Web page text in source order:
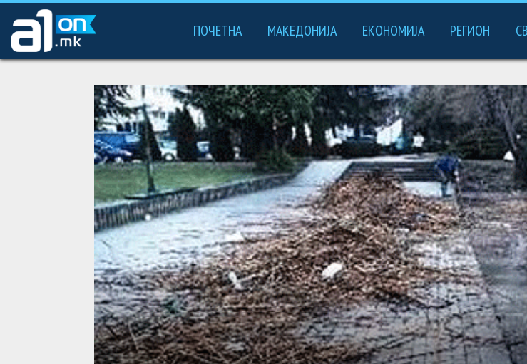
ПОЧЕТНА МАКЕДОНИЈА ЕКОНОМИЈА РЕГИОН